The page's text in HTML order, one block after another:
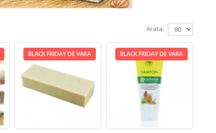
Arata:
BLACK FRIDAY DE VARA BLACK FRIDAY DE VARA